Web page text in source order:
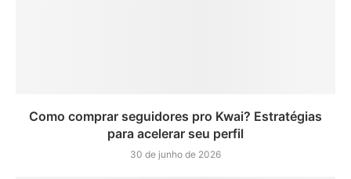
Como comprar seguidores pro Kwai? Estratégias
para acelerar seu perfil
30 de junho de 2026